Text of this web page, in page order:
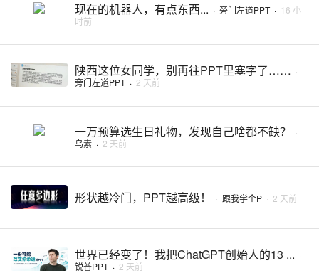
现在的机器人，有点东西... · 旁门左道PPT· 16 小
时前
陕西这位女同学，别再往PPT里塞字了…… ·
旁门左道PPT· 2 天前
一万预算选生日礼物，发现自己啥都不缺？
·
乌素 · 2 天前
形状越冷门，PPT越高级！ · 跟我学个P · 2 天前
世界已经变了！我把ChatGPT创始人的13 ... ·
锐普PPT· 2 天前